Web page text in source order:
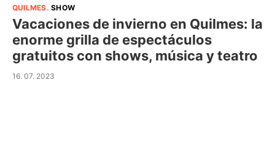
QUILMES.SHOW
Vacaciones de invierno en Quilmes: la
enorme grilla de espectáculos
gratuitos con shows, música y teatro
16. 07. 2023